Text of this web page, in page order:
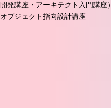
開発講座・アーキテクト入門講座）
オブジェクト指向設計講座